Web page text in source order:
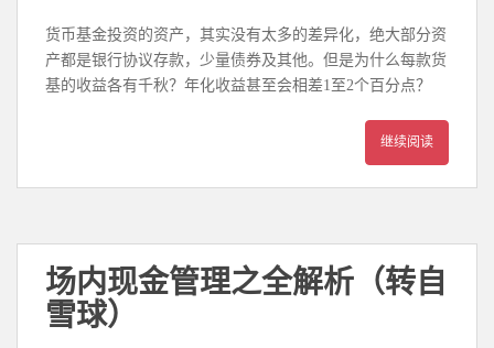
货币基金投资的资产，其实没有太多的差异化，绝大部分资
产都是银行协议存款，少量债券及其他。但是为什么每款货
基的收益各有千秋？年化收益甚至会相差1至2个百分点？
继续阅读
场内现金管理之全解析（转自
雪球）